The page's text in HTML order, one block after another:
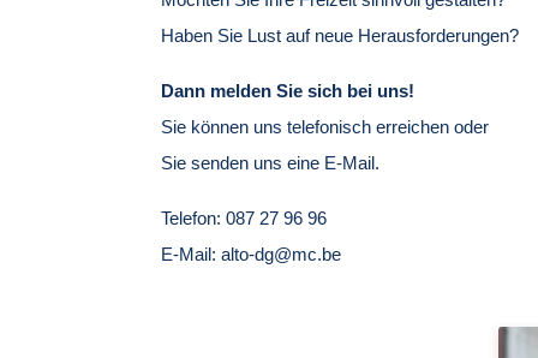
Haben Sie Lust auf neue Herausforderungen?
Dann melden Sie sich bei uns!
Sie können uns telefonisch erreichen oder
Sie senden uns eine E-Mail.
Telefon: 087 27 96 96
E-Mail: alto-dg@mc.be